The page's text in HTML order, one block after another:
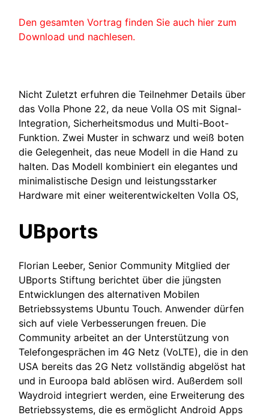
Den gesamten Vortrag finden Sie auch hier zum
Download und nachlesen.
Nicht Zuletzt erfuhren die Teilnehmer Details über
das Volla Phone 22, da neue Volla OS mit Signal-
Integration, Sicherheitsmodus und Multi-Boot-
Funktion. Zwei Muster in schwarz und weiß boten
die Gelegenheit, das neue Modell in die Hand zu
halten. Das Modell kombiniert ein elegantes und
minimalistische Design und leistungsstarker
Hardware mit einer weiterentwickelten Volla OS,
UBports
Florian Leeber, Senior Community Mitglied der
UBports Stiftung berichtet über die jüngsten
Entwicklungen des alternativen Mobilen
Betriebssystems Ubuntu Touch. Anwender dürfen
sich auf viele Verbesserungen freuen. Die
Community arbeitet an der Unterstützung von
Telefongesprächen im 4G Netz (VoLTE), die in den
USA bereits das 2G Netz vollständig abgelöst hat
und in Euroopa bald ablösen wird. Außerdem soll
Waydroid integriert werden, eine Erweiterung des
Betriebssystems, die es ermöglicht Android Apps